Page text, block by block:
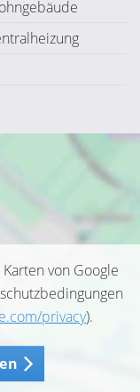
von Google
privacy).